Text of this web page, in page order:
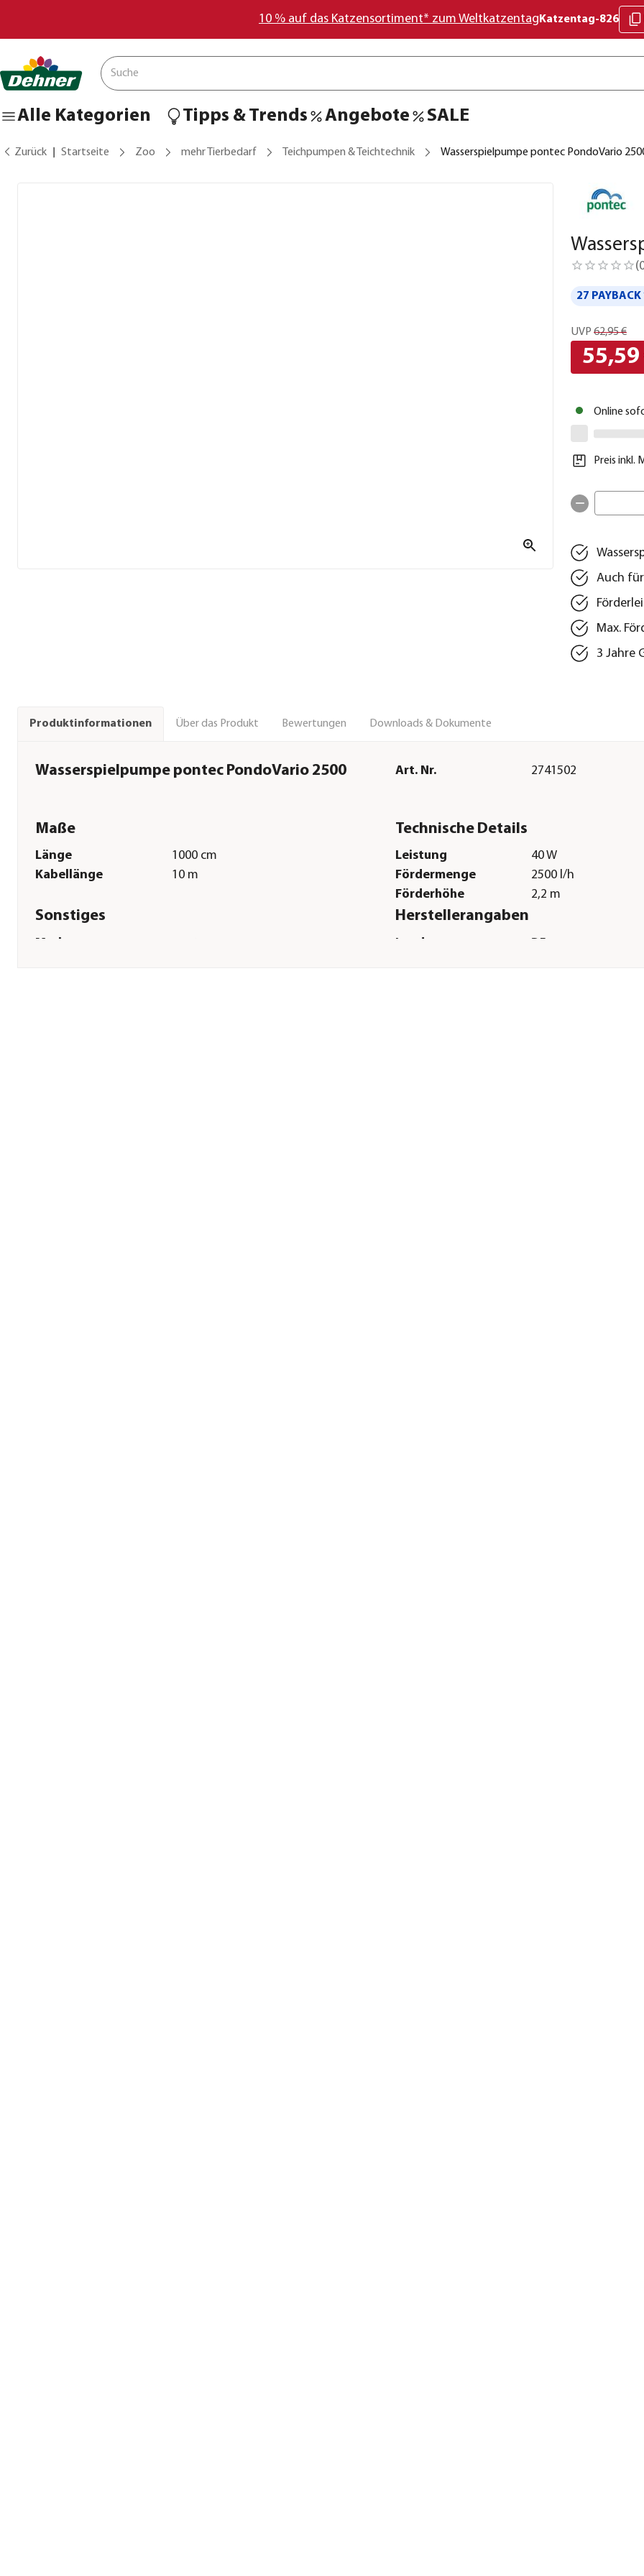
10 % auf das Katzensortiment* zum Weltkatzentag Katzentag-826
Alle Kategorien Tipps & Trends Angebote SALE
Zurück Startseite Zoo mehr Tierbedarf Teichpumpen & Teichtechnik Wasserspielpumpe pontec PondoVario
(
27
UVP 62,95 €
55,59
Online
Preis inkl.
Auch
Max.
3 Jahre
Produktinformationen Über das Produkt Bewertungen Downloads & Dokumente
Wasserspielpumpe pontec PondoVario 2500 Art. Nr. 2741502
Maße
Länge
1000 cm
Kabellänge
10 m
Technische Details
Leistung
40 W
Fördermenge
2500 l/h
Förderhöhe
2,2 m
Sonstiges
Marke
Herstellerangaben
Land
DE